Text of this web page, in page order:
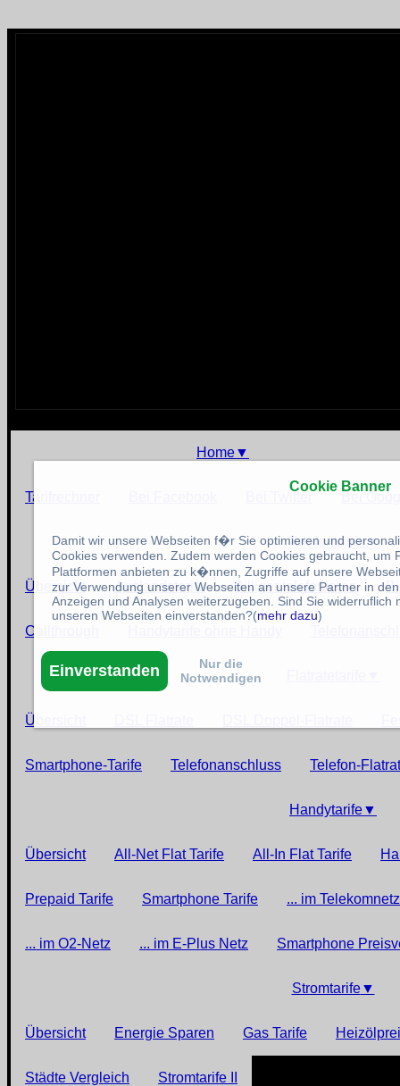
Home▼
Tarifrechner
Telefontarife▼
Übersicht Auslandstarife Billiger telefonieren
Callthrough
Übersicht
Smartphone-Tarife Telefonanschluss Telefon-
Handytarife▼
Übersicht All-Net Flat Tarife All-In Flat Tarife
Prepaid Tarife Smartphone Tarife ... im Telekomnetz
... im O2-Netz ... im E-Plus Netz Smartphone
Stromtarife▼
Übersicht Energie Sparen Gas Tarife
Städte Vergleich Stromtarife II
Cookie Banner
Damit wir unsere Webseiten f�r Sie optimieren und
Cookies verwenden. Zudem werden Cookies gebraucht, um
Plattformen anbieten zu k�nnen, Zugriffe auf unsere
zur Verwendung unserer Webseiten an unsere Partner in
Anzeigen und Analysen weiterzugeben. Sind Sie widerruflich
unseren Webseiten einverstanden?(mehr dazu)
Einverstanden
Nur die
Notwendigen